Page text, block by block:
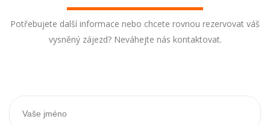
Potřebujete další informace nebo chcete rovnou rezervovat váš
vysněný zájezd? Neváhejte nás kontaktovat.